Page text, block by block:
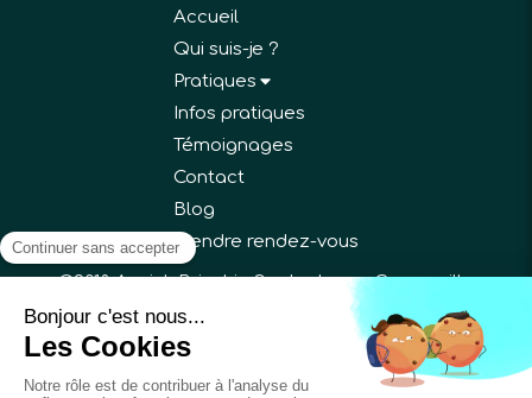
Accueil
Qui suis-je ?
Pratiques
Infos pratiques
Témoignages
Contact
Blog
Prendre rendez-vous
©2018 Annick Bricchi - Sophrologue Gargenville
Plan du site